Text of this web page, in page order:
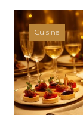
Cuisine
KNELLE